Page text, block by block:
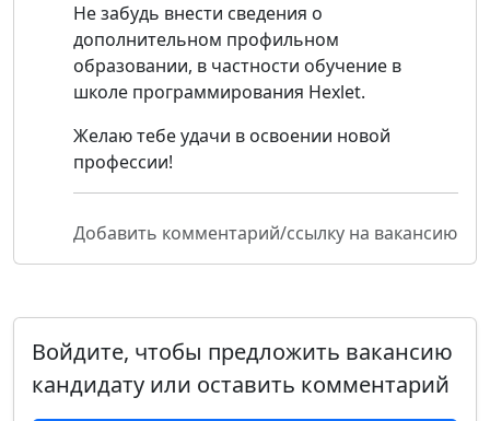
Не забудь внести сведения о
дополнительном профильном
образовании, в частности обучение в
школе программирования Hexlet.
Желаю тебе удачи в освоении новой
профессии!
Добавить комментарий/ссылку на вакансию
Войдите, чтобы предложить вакансию
кандидату или оставить комментарий